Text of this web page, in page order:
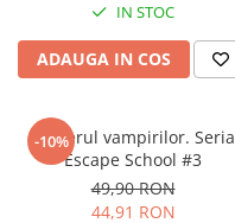
Sa nu razi :((
Drept
Fictiune
Actiune si Aventura
Actiune,aventura
IN STOC
ADAUGA IN COS
-10%
Misterul vampirilor. Seria
Escape School #3
49,90 RON
44,91 RON